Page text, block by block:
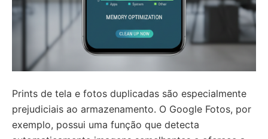
Prints de tela e fotos duplicadas são especialmente
prejudiciais ao armazenamento. O Google Fotos, por
exemplo, possui uma função que detecta